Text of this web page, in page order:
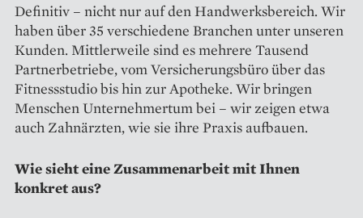
Definitiv – nicht nur auf den Handwerksbereich. Wir
haben über 35 verschiedene Branchen unter unseren
Kunden. Mittlerweile sind es mehrere Tausend
Partnerbetriebe, vom Ver­sicherungsbüro über das
Fitness­studio bis hin zur Apotheke. Wir bringen
Menschen Unternehmertum bei – wir zeigen etwa
auch Zahn­ärzten, wie sie ihre Praxis aufbauen.
Wie sieht eine Zusammenarbeit mit Ihnen
konkret aus?